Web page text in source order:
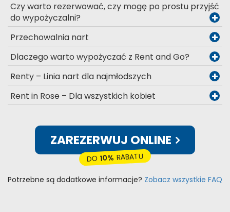
Czy warto rezerwować, czy mogę po prostu przyjść
do wypożyczalni?
Przechowalnia nart
Dlaczego warto wypożyczać z Rent and Go?
Renty – Linia nart dla najmłodszych
Rent in Rose – Dla wszystkich kobiet
ZAREZERWUJ ONLINE
DO10% RABATU
Potrzebne są dodatkowe informacje? Zobacz wszystkie FAQ